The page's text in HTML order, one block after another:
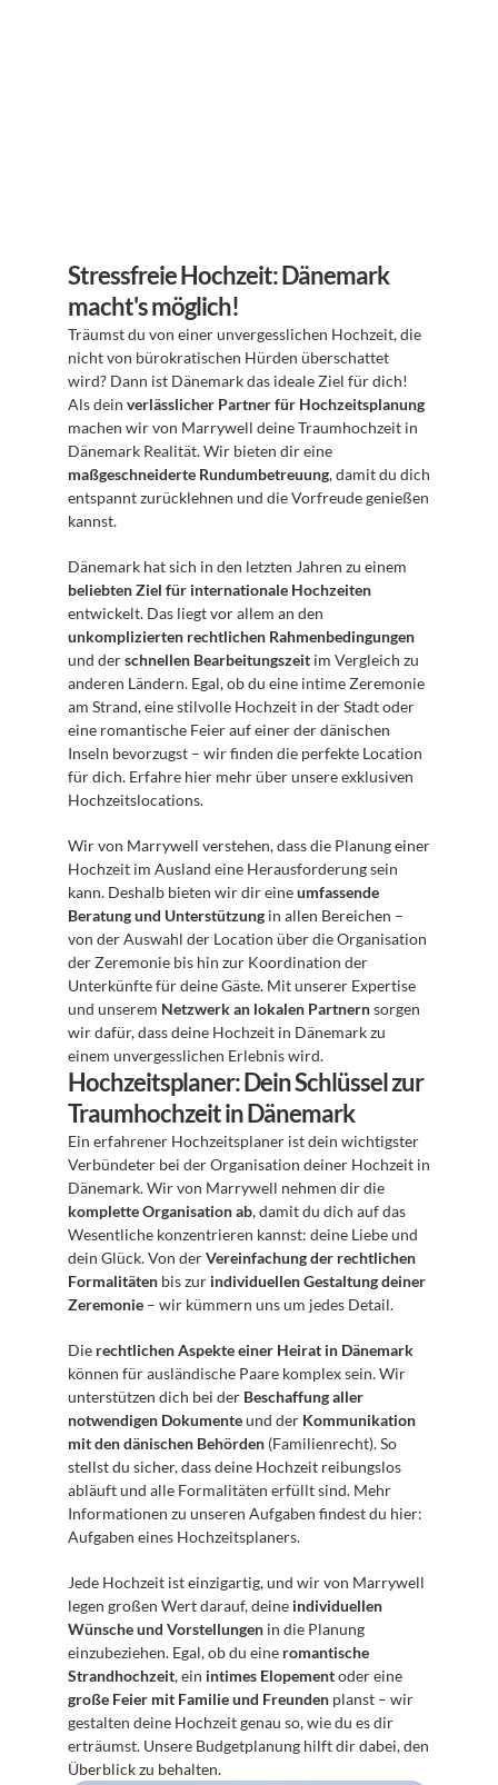
Stressfreie Hochzeit: Dänemark
macht's möglich!
Träumst du von einer unvergesslichen Hochzeit, die
nicht von bürokratischen Hürden überschattet
wird? Dann ist Dänemark das ideale Ziel für dich!
Als dein verlässlicher Partner für Hochzeitsplanung
machen wir von Marrywell deine Traumhochzeit in
maßgeschneiderte Rundumbetreuung, damit du dich
entspannt zurücklehnen und die Vorfreude genießen
kannst.
beliebten Ziel für internationale Hochzeiten
unkomplizierten rechtlichen Rahmenbedingungen
und der schnellen Bearbeitungszeit im Vergleich zu
anderen Ländern. Egal, ob du eine intime Zeremonie
am Strand, eine stilvolle Hochzeit in der Stadt oder
eine romantische Feier auf einer der dänischen
Inseln bevorzugst – wir finden die perfekte Location
für dich. Erfahre hier mehr über unsere exklusiven
Hochzeitslocations.
Wir von Marrywell verstehen, dass die Planung einer
Hochzeit im Ausland eine Herausforderung sein
kann. Deshalb bieten wir dir eine umfassende
Beratung und Unterstützung in allen Bereichen –
von der Auswahl der Location über die Organisation
der Zeremonie bis hin zur Koordination der
Unterkünfte für deine Gäste. Mit unserer Expertise
und unserem Netzwerk an lokalen Partnern sorgen
wir dafür, dass deine Hochzeit in Dänemark zu
einem unvergesslichen Erlebnis wird.
Hochzeitsplaner: Dein Schlüssel zur
Traumhochzeit in Dänemark
Ein erfahrener Hochzeitsplaner ist dein wichtigster
Verbündeter bei der Organisation deiner Hochzeit in
komplette Organisation ab, damit du dich auf das
Wesentliche konzentrieren kannst: deine Liebe und
dein Glück. Von der Vereinfachung der rechtlichen
Formalitäten bis zur individuellen Gestaltung deiner
Zeremonie – wir kümmern uns um jedes Detail.
Die rechtlichen Aspekte einer Heirat in Dänemark
können für ausländische Paare komplex sein. Wir
unterstützen dich bei der Beschaffung aller
notwendigen Dokumente und der Kommunikation
mit den dänischen Behörden (Familienrecht). So
stellst du sicher, dass deine Hochzeit reibungslos
abläuft und alle Formalitäten erfüllt sind. Mehr
Informationen zu unseren Aufgaben findest du hier:
Aufgaben eines Hochzeitsplaners.
Jede Hochzeit ist einzigartig, und wir von Marrywell
legen großen Wert darauf, deine individuellen
Wünsche und Vorstellungen in die Planung
einzubeziehen. Egal, ob du eine romantische
Strandhochzeit, ein intimes Elopement
große Feier mit Familie und Freunden planst – wir
gestalten deine Hochzeit genau so, wie du es dir
erträumst. Unsere Budgetplanung hilft dir dabei, den
Überblick zu behalten.